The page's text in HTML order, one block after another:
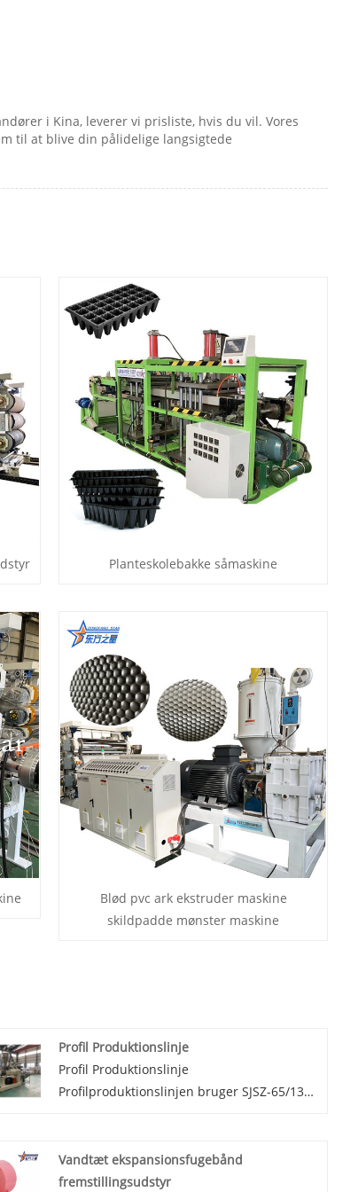
i Kina, leverer vi prisliste, hvis du vil. Vores
til at blive din pålidelige langsigtede
Planteskolebakke såmaskine
Blød pvc ark ekstruder maskine
skildpadde mønster maskine
Profil Produktionslinje
Profil Produktionslinje
Profilproduktionslinjen bruger SJSZ-65/132-
larvetraktorer, integrerede automatiske
skæremaskiner og vippestativer.
Vandtæt ekspansionsfugebånd
fremstillingsudstyr